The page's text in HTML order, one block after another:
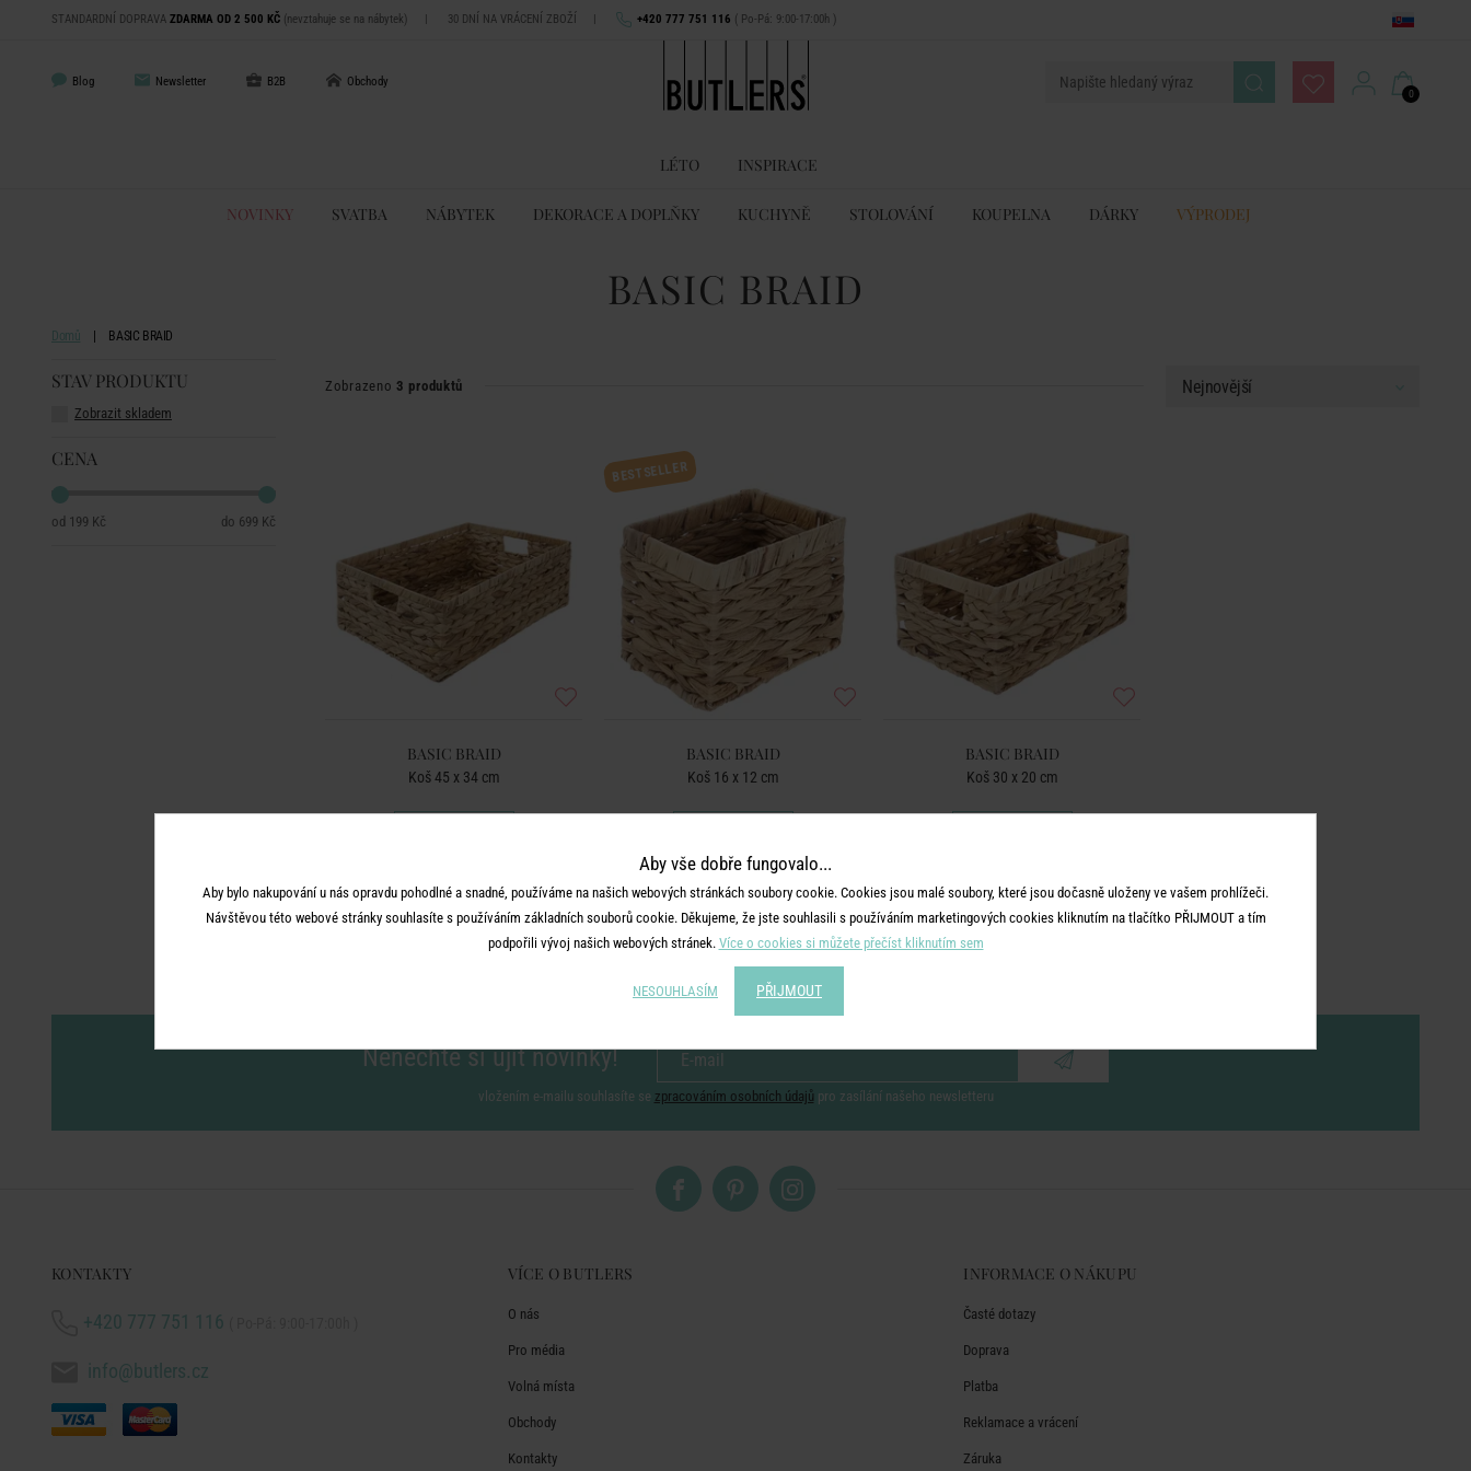
STANDARDNÍ DOPRAVA ZDARMA OD 2 500 KČ (nevztahuje se na nábytek) | 30 DNÍ NA VRÁCENÍ ZBOŽÍ | +420 777 751 116 ( Po-Pá: 9:00-17:00h )
Blog Newsletter B2B Obchody
0
LÉTO INSPIRACE
NOVINKY SVATBA NÁBYTEK DEKORACE A DOPLŇKY KUCHYNĚ STOLOVÁNÍ KOUPELNA DÁRKY VÝPRODEJ
BASIC BRAID
Domů BASIC BRAID
STAV PRODUKTU
Zobrazit skladem
CENA
199 Kč 699 Kč
Zobrazeno 3 produktů
BASIC BRAID
Koš 45 x 34 cm
BESTSELLER
BASIC BRAID
Koš 16 x 12 cm
BASIC BRAID
Koš 30 x 20 cm
Nenechte si ujít novinky!
vložením e-mailu souhlasíte se zpracováním osobních údajů pro zasílání našeho newsletteru
KONTAKTY
+420 777 751 116
info@butlers.cz
VÍCE O BUTLERS
O nás
Pro média
Volná místa
Obchody
Kontakty
INFORMACE O NÁKUPU
Časté dotazy
Doprava
Platba
Reklamace a vrácení
Záruka
Aby vše dobře fungovalo...
Aby bylo nakupování u nás opravdu pohodlné a snadné, používáme na našich webových stránkách soubory cookie. Cookies jsou malé soubory, které jsou dočasně uloženy ve vašem prohlížeči.
Návštěvou této webové stránky souhlasíte s používáním základních souborů cookie. Děkujeme, že jste souhlasili s používáním marketingových cookies kliknutím na tlačítko PŘIJMOUT a tím
podpořili vývoj našich webových stránek. Více o cookies si můžete přečíst kliknutím sem
NESOUHLASÍM PŘIJMOUT